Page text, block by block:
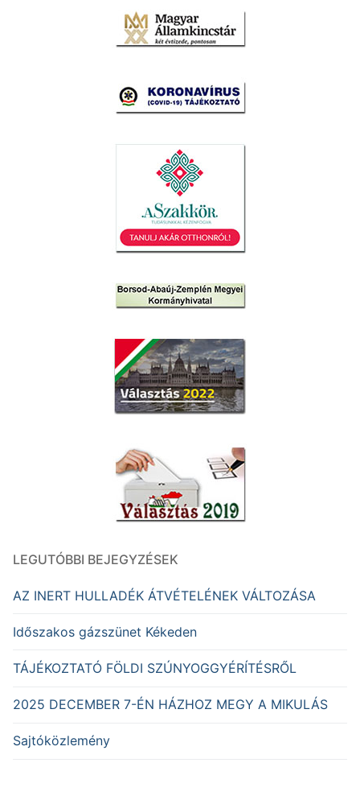
LEGUTÓBBI BEJEGYZÉSEK
AZ INERT HULLADÉK ÁTVÉTELÉNEK VÁLTOZÁSA
Időszakos gázszünet Kékeden
TÁJÉKOZTATÓ FÖLDI SZÚNYOGGYÉRÍTÉSRŐL
2025 DECEMBER 7-ÉN HÁZHOZ MEGY A MIKULÁS
Sajtóközlemény